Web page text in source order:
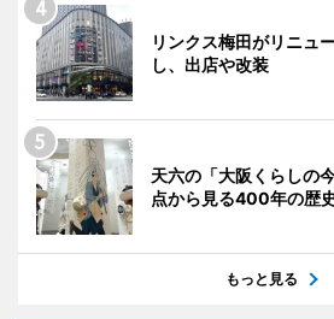
リンクス梅田がリニ
し、出店や改装
天六の「大阪くらしの
点から見る400年の歴
もっと見る